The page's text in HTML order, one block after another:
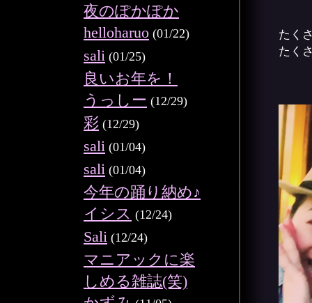
夜のぽかぽか
helloharuo (01/22)
sali (01/25)
良いお年を！
うっしー (12/29)
彩 (12/29)
sali (01/04)
sali (01/04)
今年の踊り納め♪
イシス (12/24)
Sali (12/24)
マニアックに楽
しめる雑誌(笑)
たく
たく